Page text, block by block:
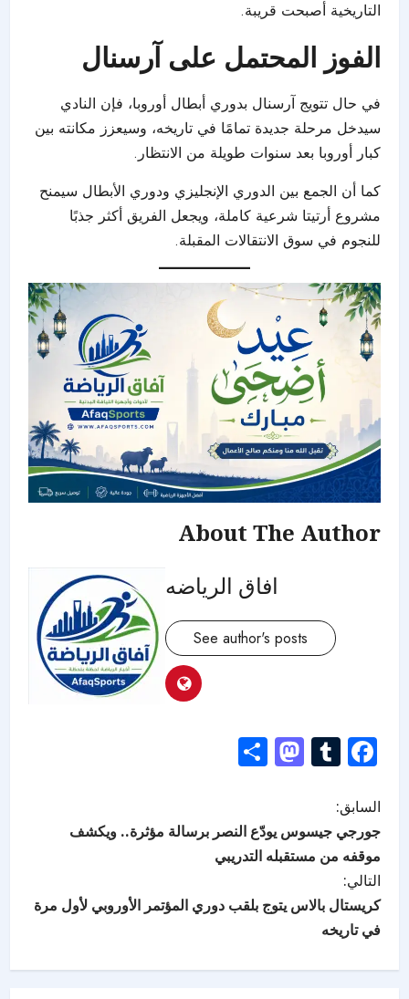
التاريخية أصبحت قريبة.
الفوز المحتمل على آرسنال
في حال تتويجآرسنال بدوري أبطال أوروبا، فإن النادي
سيدخل مرحلة جديدة تمامًا في تاريخه، وسيعزز مكانته بين
كبار أوروبا بعد سنوات طويلة من الانتظار.
كما أن الجمع بين الدوري الإنجليزي ودوري الأبطال سيمنح
مشروع أرتيتا شرعية كاملة، ويجعل الفريق أكثر جذبًا
للنجوم في سوق الانتقالات المقبلة.
About The Author
افاق الرياضه
See author's posts
Facebook
Tumblr
Mastodon
السابق:
جورجي جيسوس يودّع النصر برسالة مؤثرة.. ويكشف
موقفه من مستقبله التدريبي
التالي:
كريستال بالاس يتوج بلقب دوري المؤتمر الأوروبي لأول مرة
في تاريخه